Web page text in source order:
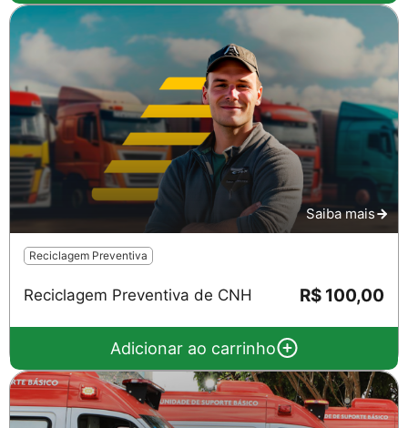
Saiba mais
Reciclagem Preventiva
Reciclagem Preventiva de CNH R$ 100,00
Adicionar ao carrinho